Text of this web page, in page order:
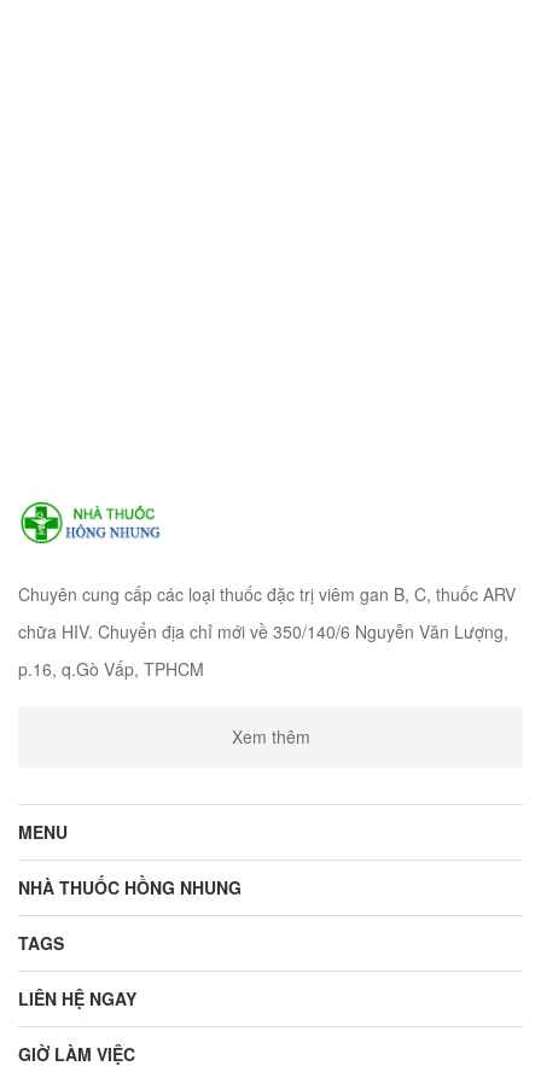
Chuyên cung cấp các loại thuốc đặc trị viêm gan B, C, thuốc ARV
chữa HIV. Chuyển địa chỉ mới về 350/140/6 Nguyễn Văn Lượng,
p.16, q.Gò Vấp, TPHCM
Xem thêm
MENU
NHÀ THUỐC HỒNG NHUNG
TAGS
LIÊN HỆ NGAY
GIỜ LÀM VIỆC